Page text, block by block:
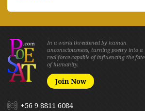
In a world threatened by human
unconsciousness, turning poetry into a
real force capable of influencing the fate
of humanity.
Join Now
+56 9 8811 6084